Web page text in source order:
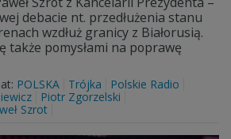
debacie nt. przedłużenia stanu
wzdłuż granicy z Białorusią.
także pomysłami na poprawę
POLSKA Trójka
Polskie Radio
Piotr Zgorzelski
Szrot